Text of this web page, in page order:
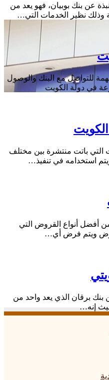
عن بنك بوبيان، فهو يعد من
وذلك نظير الخدمات التي…
للتواصل مع البنك والوصول
في دولة الكويت
باتت منتشرة بين مختلف
ويتم استخدامه في تنفيذ…
أفضل أنواع القروض التي
ويتم فرض أي…
برقان الذي يعد واحد من
إنه…